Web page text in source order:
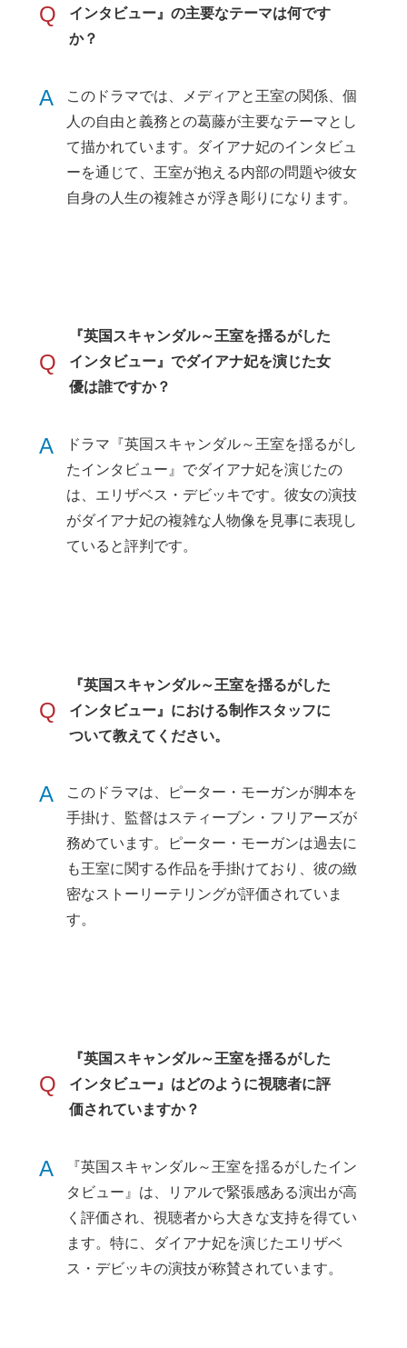
Q
インタビュー』の主要なテーマは何です
か？
A
このドラマでは、メディアと王室の関係、個
人の自由と義務との葛藤が主要なテーマとし
て描かれています。ダイアナ妃のインタビュ
ーを通じて、王室が抱える内部の問題や彼女
自身の人生の複雑さが浮き彫りになります。
Q
『英国スキャンダル～王室を揺るがした
インタビュー』でダイアナ妃を演じた女
優は誰ですか？
A
ドラマ『英国スキャンダル～王室を揺るがし
たインタビュー』でダイアナ妃を演じたの
は、エリザベス・デビッキです。彼女の演技
がダイアナ妃の複雑な人物像を見事に表現し
ていると評判です。
Q
『英国スキャンダル～王室を揺るがした
インタビュー』における制作スタッフに
ついて教えてください。
A
このドラマは、ピーター・モーガンが脚本を
手掛け、監督はスティーブン・フリアーズが
務めています。ピーター・モーガンは過去に
も王室に関する作品を手掛けており、彼の緻
密なストーリーテリングが評価されていま
す。
Q
『英国スキャンダル～王室を揺るがした
インタビュー』はどのように視聴者に評
価されていますか？
A
『英国スキャンダル～王室を揺るがしたイン
タビュー』は、リアルで緊張感ある演出が高
く評価され、視聴者から大きな支持を得てい
ます。特に、ダイアナ妃を演じたエリザベ
ス・デビッキの演技が称賛されています。